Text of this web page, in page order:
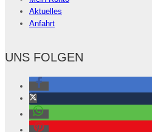
Aktuelles
Anfahrt
UNS FOLGEN